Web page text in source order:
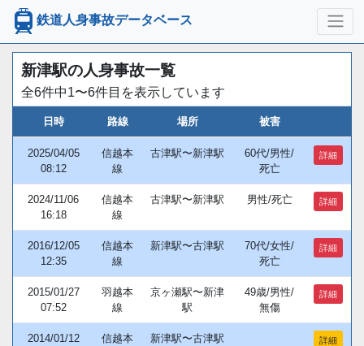
鉄道人身事故データベース
新津駅の人身事故一覧
全6件中1〜6件目を表示しています
日時 路線 場所 被害
2025/04/05
08:12
信越本
線
古津駅〜新津駅
60代/男性/
死亡
詳細
2024/11/06
16:18
信越本
線
古津駅〜新津駅 男性/死亡 詳細
2016/12/05
12:35
信越本
線
新津駅〜古津駅
70代/女性/
死亡
詳細
2015/01/27
07:52
羽越本
線
京ヶ瀬駅〜新津
駅
49歳/男性/
無傷
詳細
2014/01/12
信越本
新津駅〜古津駅 詳細